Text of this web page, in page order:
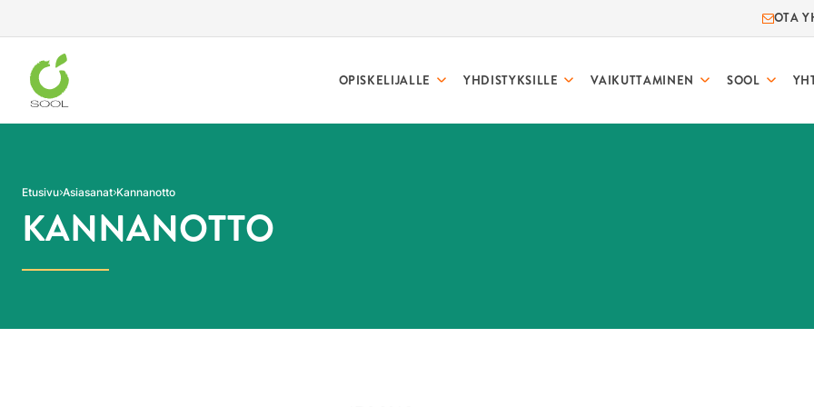
OTA
OPISKELIJALLE YHDISTYKSILLE VAIKUTTAMINEN SOOL
Etusivu Asiasanat Kannanotto
KANNANOTTO